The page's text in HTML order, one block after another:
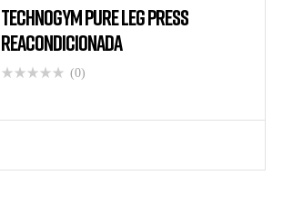
TECHNOGYM PURE LEG PRESS
REACONDICIONADA
(0)